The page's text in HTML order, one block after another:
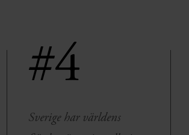
#4
Sverige har världens